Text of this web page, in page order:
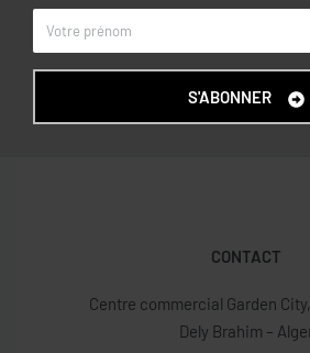
COULEUR
MARQUE
CONTACT
Centre commercial Garden City,
Dely Brahim –
S'ABONNER